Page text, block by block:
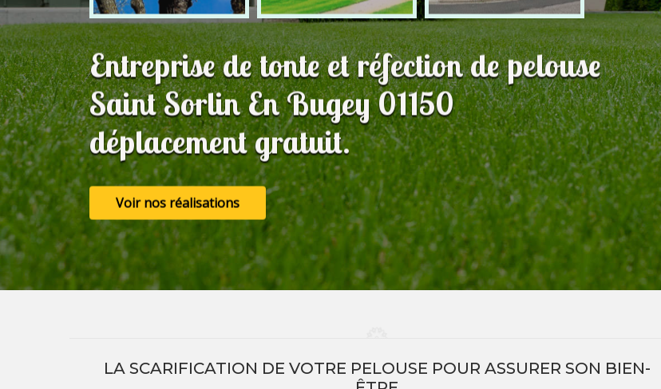
Entreprise de tonte et réfection de pelouse
Saint Sorlin En Bugey 01150
déplacement gratuit.
Voir nos réalisations
LA SCARIFICATION DE VOTRE PELOUSE POUR ASSURER SON BIEN-